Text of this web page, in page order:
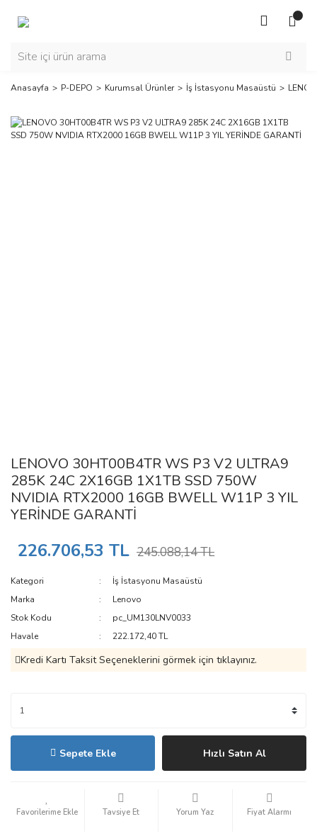
Anasayfa P-DEPO Kurumsal Ürünler İş İstasyonu Masaüstü
LENOVO 30HT00B4TR WS P3 V2 ULTRA9
285K 24C 2X16GB 1X1TB SSD 750W
NVIDIA RTX2000 16GB BWELL W11P 3 YIL
YERİNDE GARANTİ
226.706,53 TL 245.088,14 TL
Kategori
İş İstasyonu Masaüstü
Marka
Lenovo
Stok Kodu
pc_UM130LNV0033
Havale
222.172,40 TL
Kredi Kartı Taksit Seçeneklerini görmek için tıklayınız.
Sepete Ekle Hızlı Satın Al
Tavsiye Et Yorum Yaz Fiyat Alarmı